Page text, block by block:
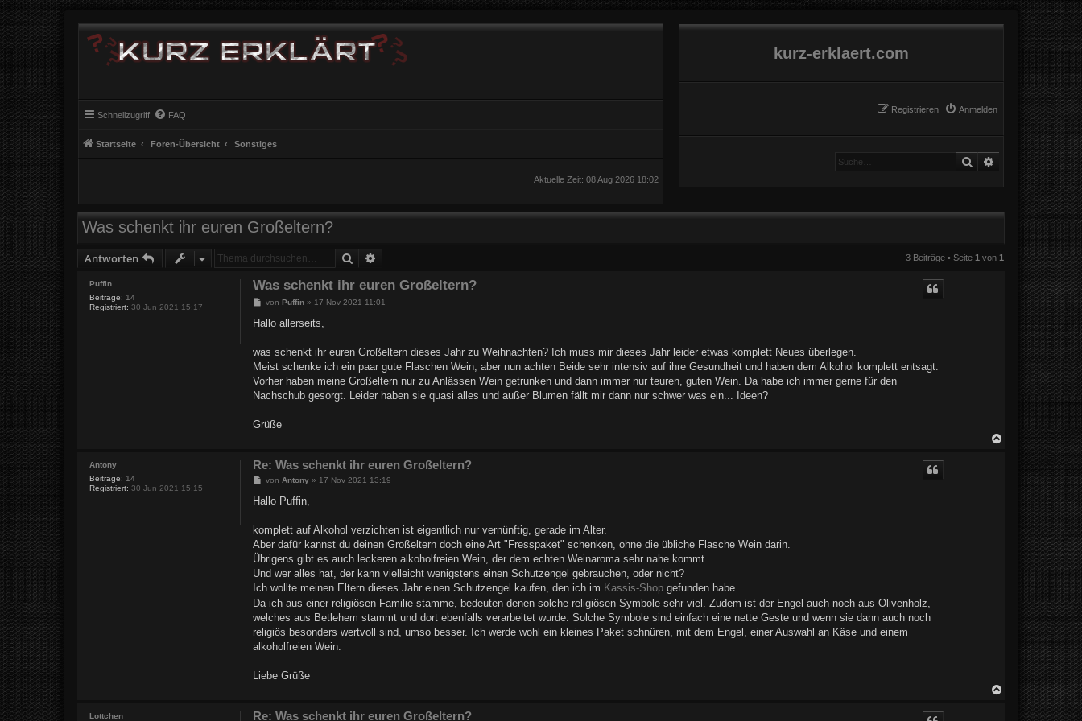
kurz-erklaert.com
Anmelden
Registrieren
Schnellzugriff FAQ
Startseite Foren-Übersicht Sonstiges
Suche Erweiterte Suche
Aktuelle Zeit: 08 Aug 2026 18:02
Was schenkt ihr euren Großeltern?
Antworten Suche 3 Beiträge • Seite 1von 1
Puffin
Beiträge: 14
Registriert: 30 Jun 2021 15:17
Was schenkt ihr euren Großeltern?
B
i
a
vonPuffin » 17 Nov 2021 11:01
Hallo allerseits,
was schenkt ihr euren Großeltern dieses Jahr zu Weihnachten? Ich muss mir dieses Jahr leider etwas komplett Neues überlegen.
Meist schenke ich ein paar gute Flaschen Wein, aber nun achten Beide sehr intensiv auf ihre Gesundheit und haben dem Alkohol komplett entsagt.
Vorher haben meine Großeltern nur zu Anlässen Wein getrunken und dann immer nur teuren, guten Wein. Da habe ich immer gerne für den
Nachschub gesorgt. Leider haben sie quasi alles und außer Blumen fällt mir dann nur schwer was ein... Ideen?
Grüße
Antony
Beiträge: 14
Registriert: 30 Jun 2021 15:15
Re: Was schenkt ihr euren Großeltern?
B
i
a
vonAntony » 17 Nov 2021 13:19
Hallo Puffin,
komplett auf Alkohol verzichten ist eigentlich nur vernünftig, gerade im Alter.
Aber dafür kannst du deinen Großeltern doch eine Art "Fresspaket" schenken, ohne die übliche Flasche Wein darin.
Übrigens gibt es auch leckeren alkoholfreien Wein, der dem echten Weinaroma sehr nahe kommt.
Und wer alles hat, der kann vielleicht wenigstens einen Schutzengel gebrauchen, oder nicht?
Ich wollte meinen Eltern dieses Jahr einen Schutzengel kaufen, den ich im Kassis-Shop gefunden habe.
Da ich aus einer religiösen Familie stamme, bedeuten denen solche religiösen Symbole sehr viel. Zudem ist der Engel auch noch aus Olivenholz,
welches aus Betlehem stammt und dort ebenfalls verarbeitet wurde. Solche Symbole sind einfach eine nette Geste und wenn sie dann auch noch
religiös besonders wertvoll sind, umso besser. Ich werde wohl ein kleines Paket schnüren, mit dem Engel, einer Auswahl an Käse und einem
alkoholfreien Wein.
Liebe Grüße
Lottchen Re: Was schenkt ihr euren Großeltern?